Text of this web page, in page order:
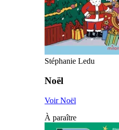
Stéphanie Ledu
Noël
Voir Noël
À paraître